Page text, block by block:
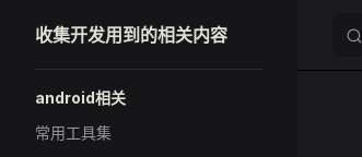
Skip to content
收集开发用到的相关内容
android相关
常用工具集